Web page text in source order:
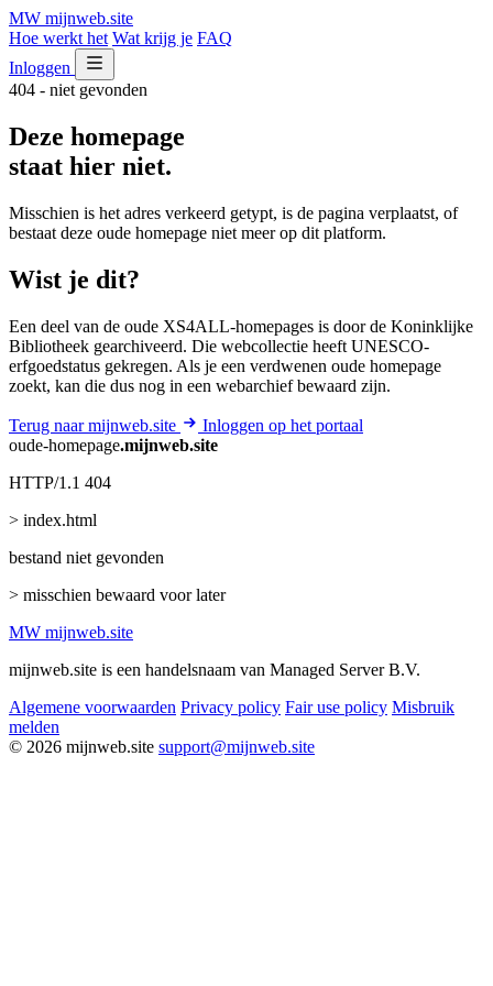
MW mijnweb.site
Hoe werkt het Wat krijg je FAQ
Inloggen
404 - niet gevonden
Deze homepage
staat hier niet.
Misschien is het adres verkeerd getypt, is de pagina verplaatst, of
bestaat deze oude homepage niet meer op dit platform.
Wist je dit?
Een deel van de oude XS4ALL-homepages is door de Koninklijke
Bibliotheek gearchiveerd. Die webcollectie heeft UNESCO-
erfgoedstatus gekregen. Als je een verdwenen oude homepage
zoekt, kan die dus nog in een webarchief bewaard zijn.
Terug naar mijnweb.site
Inloggen op het portaal
oude-homepage.mijnweb.site
HTTP/1.1 404
> index.html
bestand niet gevonden
> misschien bewaard voor later
MW mijnweb.site
mijnweb.site is een handelsnaam van Managed Server B.V.
Algemene voorwaarden Privacy policy Fair use policy Misbruik
melden
© 2026 mijnweb.site support@mijnweb.site